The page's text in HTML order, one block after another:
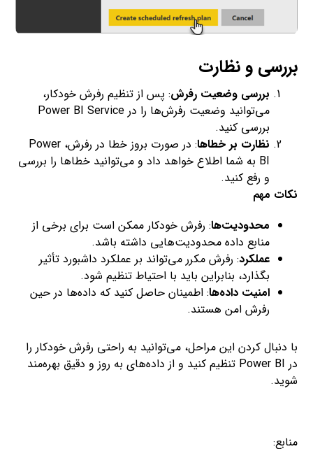
بررسی و نظارت
بررسی وضعیت رفرش: پس از تنظیم رفرش خودکار،
می‌توانید وضعیت رفرش‌ها را در Power BI Service
بررسی کنید.
نظارت بر خطاها
: در صورت بروز خطا در رفرش، Power
BI به شما اطلاع خواهد داد و می‌توانید خطاها را بررسی
و رفع کنید.
نکات مهم
محدودیت‌ها: رفرش خودکار ممکن است برای برخی از
منابع داده محدودیت‌هایی داشته باشد.
عملکرد: رفرش مکرر می‌تواند بر عملکرد داشبورد تأثیر
بگذارد، بنابراین باید با احتیاط تنظیم شود.
امنیت داده‌ها: اطمینان حاصل کنید که داده‌ها در حین
رفرش امن هستند.
با دنبال کردن این مراحل، می‌توانید به راحتی رفرش خودکار را
در Power BI تنظیم کنید و از داده‌های به روز و دقیق بهره‌مند
شوید.
منابع: